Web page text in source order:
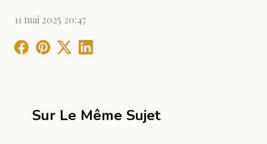
11 mai 2025 20:47
Sur Le Même Sujet